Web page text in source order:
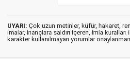
UYARI: Çok uzun metinler, küfür, hakaret,
imalar, inançlara saldırı içeren, imla kuralları
karakter kullanılmayan yorumlar